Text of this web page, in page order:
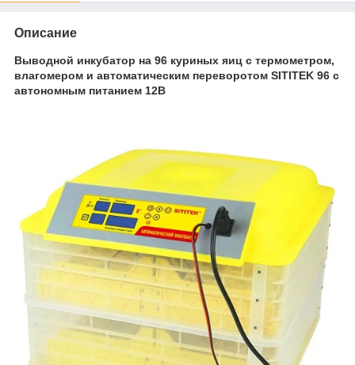
Описание
Выводной инкубатор на 96 куриных яиц с термометром,
влагомером и автоматическим переворотом SITITEK 96 с
автономным питанием 12В